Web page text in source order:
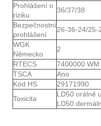
Prohlášení o
riziku
36/37/38
Bezpečnostní
prohlášení
26-36-24/25-
WGK
Německo
2
RTECS
7400000 WM
TSCA
Ano
Kód HS
29171990
Toxicita
LD50 orálně
LD50